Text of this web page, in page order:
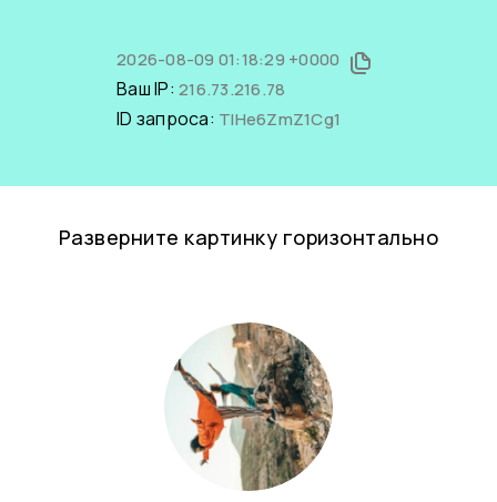
2026-08-09 01:18:29 +0000
Ваш IP: 216.73.216.78
ID запроса: TIHe6ZmZ1Cg1
Разверните картинку горизонтально